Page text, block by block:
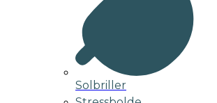
Solbriller